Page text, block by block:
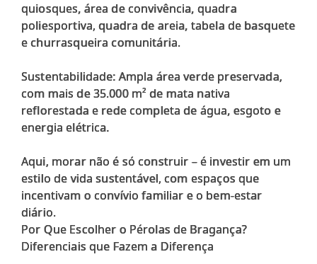
quiosques, área de convivência, quadra
poliesportiva, quadra de areia, tabela de basquete
e churrasqueira comunitária.
Sustentabilidade: Ampla área verde preservada,
com mais de 35.000 m² de mata nativa
reflorestada e rede completa de água, esgoto e
energia elétrica.
Aqui, morar não é só construir – é investir em um
estilo de vida sustentável, com espaços que
incentivam o convívio familiar e o bem-estar
diário.
Por Que Escolher o Pérolas de Bragança?
Diferenciais que Fazem a Diferença